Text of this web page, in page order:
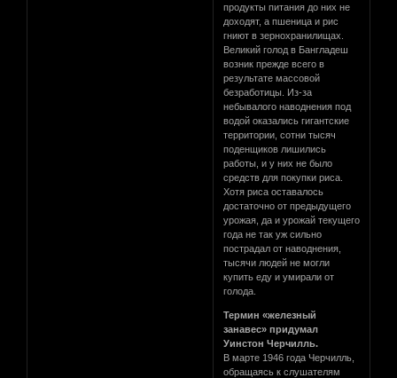
продукты питания до них не
доходят, а пшеница и рис
гниют в зернохранилищах.
Великий голод в Бангладеш
возник прежде всего в
результате массовой
безработицы. Из-за
небывалого наводнения под
водой оказались гигантские
территории, сотни тысяч
поденщиков лишились
работы, и у них не было
средств для покупки риса.
Хотя риса оставалось
достаточно от предыдущего
урожая, да и урожай текущего
года не так уж сильно
пострадал от наводнения,
тысячи людей не могли
купить еду и умирали от
голода.
Термин «железный
занавес» придумал
Уинстон Черчилль.
В марте 1946 года Черчилль,
обращаясь к слушателям